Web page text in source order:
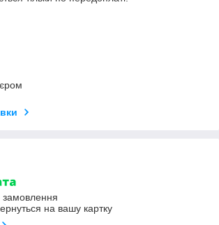
замовлення
на вашу картку